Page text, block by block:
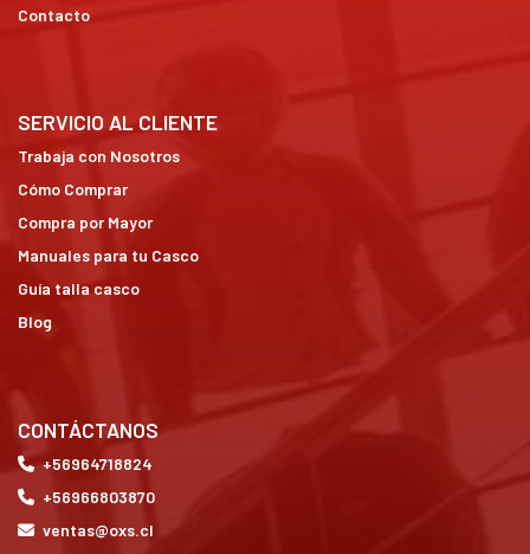
Contacto
SERVICIO AL CLIENTE
Trabaja con Nosotros
Cómo Comprar
Compra por Mayor
Manuales para tu Casco
Guía talla casco
Blog
CONTÁCTANOS
+56964718824
+56966803870
ventas@oxs.cl